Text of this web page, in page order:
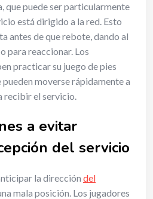
que puede ser particularmente
está dirigido a la red. Esto
antes de que rebote, dando al
para reaccionar. Los
practicar su juego de pies
pueden moverse rápidamente a
recibir el servicio.
a evitar
del servicio
la dirección del
mala posición. Los jugadores